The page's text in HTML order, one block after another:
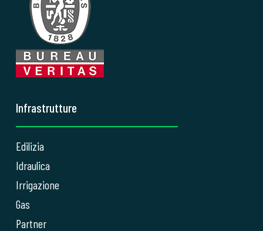
Infrastrutture
Edilizia
Idraulica
Irrigazione
Gas
Partner